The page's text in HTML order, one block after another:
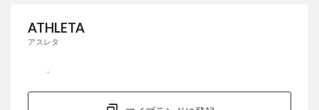
ATHLETA
アスレタ